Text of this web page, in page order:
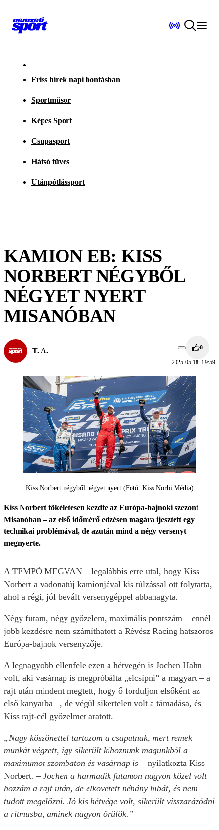
Friss hírek napi bontásban
Sportműsor
Képes Sport
Csupasport
Hátsó füves
Utánpótlássport
KAMION EB: KISS
NORBERT NÉGYBŐL
NÉGYET NYERT
MISANÓBAN
T. A. 0
2025.05.18. 19:59
Kiss Norbert négyből négyet nyert (Fotó: Kiss Norbi Média)
Kiss Norbert tökéletesen kezdte az Európa-bajnoki szezont
Misanóban – az első időmérő edzésen magára ijesztett egy
technikai problémával, de azután mind a négy versenyt
megnyerte.
A TEMPÓ MEGVAN – legalábbis erre utal, hogy Kiss
Norbert a vadonatúj kamionjával kis túlzással ott folytatta,
ahol a régi, jól bevált versenygéppel abbahagyta.
Négy futam, négy győzelem, maximális pontszám – ennél
jobb kezdésre nem számíthatott a Révész Racing hatszoros
Európa-bajnok versenyzője.
A legnagyobb ellenfele ezen a hétvégén is Jochen Hahn
volt, aki vasárnap is megpróbálta „elcsípni” a magyart – a
rajt után mindent megtett, hogy ő forduljon elsőként az
első kanyarba –, de végül sikertelen volt a támadása, és
Kiss rajt-cél győzelmet aratott.
„Nagy köszönettel tartozom a csapatnak, mert remek
munkát végzett, így sikerült kihoznunk magunkból a
maximumot szombaton és vasárnap is – nyilatkozta Kiss
Norbert. – Jochen a harmadik futamon nagyon közel volt
hozzám a rajt után, de elkövetett néhány hibát, és nem
tudott megelőzni. Jó kis hétvége volt, sikerült visszarázódni
a ritmusba, aminek nagyon örülök.”